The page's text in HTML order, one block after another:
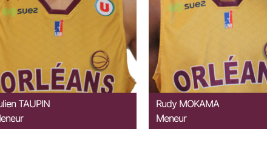
TAUPIN
Rudy MOKAMA
Meneur